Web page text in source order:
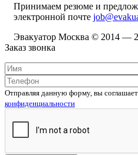
Принимаем резюме и
электронной почте
Эвакуатор Москва © 2014 —
Заказ звонка
Отправляя данную форму, вы
конфиденциальности